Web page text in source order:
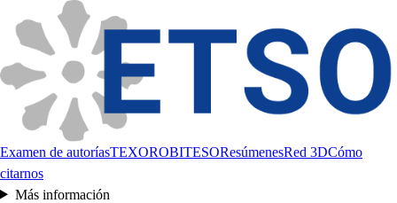
Examen de autoríasTEXOROBITESOResúmenesRed 3DCómo
citarnos
Más información